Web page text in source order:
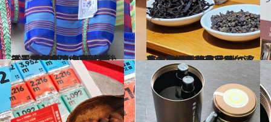
2024.10.8
プチプラなのに喜ばれる！ 台湾茶から郷土菓子、雑貨まで 500円前後で買える台湾土産
旅＆お出かけ 2024.8.8
自分用にもお土産用にも！ 創業43年の台北の名店で選ぶ種類豊富な台湾茶と手ごろな茶菓子
旅＆お出かけ